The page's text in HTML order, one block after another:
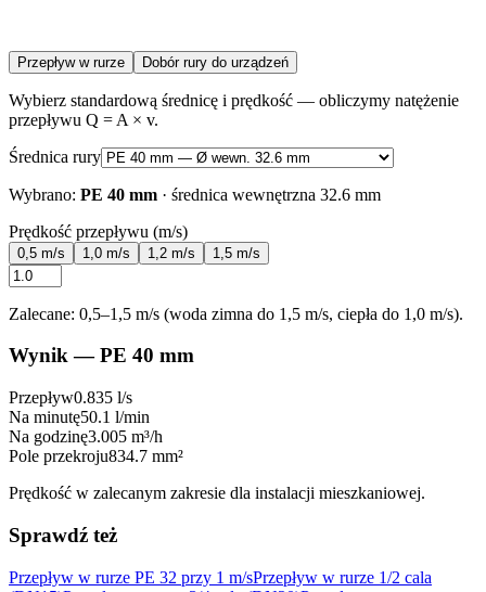
Przepływ w rurze Dobór rury do urządzeń
Wybierz standardową średnicę i prędkość — obliczymy natężenie
przepływu Q = A × v.
Średnica rury
Wybrano: PE 40 mm · średnica wewnętrzna 32.6 mm
Prędkość przepływu (m/s)
0,5 m/s 1,0 m/s 1,2 m/s 1,5 m/s
Zalecane: 0,5–1,5 m/s (woda zimna do 1,5 m/s, ciepła do 1,0 m/s).
Wynik —PE 40 mm
Przepływ0.835 l/s
Na minutę50.1 l/min
Na godzinę3.005 m³/h
Pole przekroju834.7 mm²
Prędkość w zalecanym zakresie dla instalacji mieszkaniowej.
Sprawdź też
Przepływ w rurze PE 32 przy 1 m/sPrzepływ w rurze 1/2 cala